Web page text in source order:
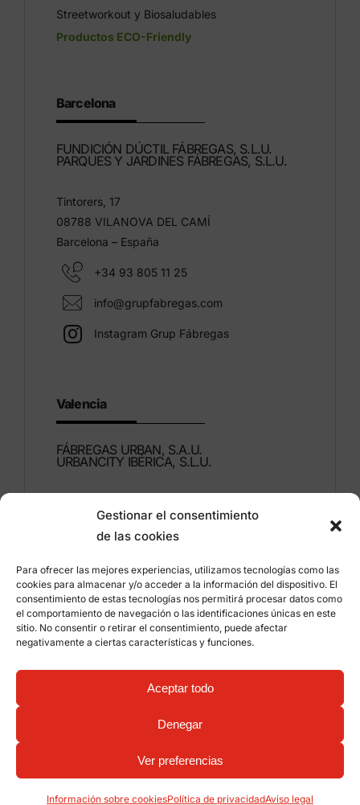
Gestionar el consentimiento
de las cookies
Para ofrecer las mejores experiencias, utilizamos tecnologías como las
cookies para almacenar y/o acceder a la información del dispositivo. El
consentimiento de estas tecnologías nos permitirá procesar datos como
el comportamiento de navegación o las identificaciones únicas en este
sitio. No consentir o retirar el consentimiento, puede afectar
negativamente a ciertas características y funciones.
Aceptar todo
Denegar
Ver preferencias
Información sobre cookiesPolítica de privacidadAviso legal
Streetworkout y Biosaludables
Productos ECO-Friendly
Barcelona
FUNDICIÓN DÚCTIL FÁBREGAS, S.L.U.
PARQUES Y JARDINES FÁBREGAS, S.L.U.
Tintorers, 17
08788 VILANOVA DEL CAMÍ
Barcelona – España
+34 93 805 11 25
info@grupfabregas.com
Instagram Grup Fábregas
Valencia
FÁBREGAS URBAN, S.A.U.
URBANCITY IBÉRICA, S.L.U.
46960 ALDAIA
Valencia – España
+34 96 151 53 44
info@grupfabregas.com
Grup Fábregas
Acceso distribuidores
Aviso legal
Política de privacidad
Información sobre cookies
mobiliario urbano ECO Friendly –
qualitystudio